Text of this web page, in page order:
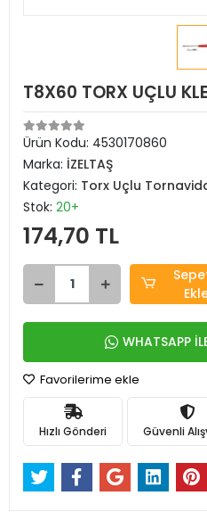
T8X60 TORX UÇLU
Ürün Kodu: 4530170860
Marka: İZELTAŞ
Kategori: Torx Uçlu
Stok: 20+
174,70 TL
WHATSAPP
Favorilerime ekle
Hızlı Gönderi Güvenli